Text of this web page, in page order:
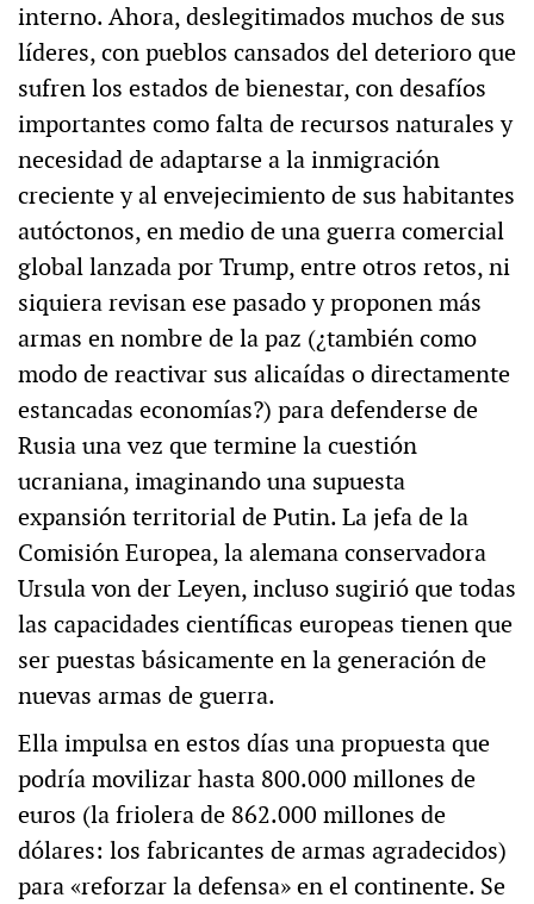
interno. Ahora, deslegitimados muchos de sus
líderes, con pueblos cansados del deterioro que
sufren los estados de bienestar, con desafíos
importantes como falta de recursos naturales y
necesidad de adaptarse a la inmigración
creciente y al envejecimiento de sus habitantes
autóctonos, en medio de una guerra comercial
global lanzada por Trump, entre otros retos, ni
siquiera revisan ese pasado y proponen más
armas en nombre de la paz (¿también como
modo de reactivar sus alicaídas o directamente
estancadas economías?) para defenderse de
Rusia una vez que termine la cuestión
ucraniana, imaginando una supuesta
expansión territorial de Putin. La jefa de la
Comisión Europea, la alemana conservadora
Ursula von der Leyen, incluso sugirió que todas
las capacidades científicas europeas tienen que
ser puestas básicamente en la generación de
nuevas armas de guerra.
Ella impulsa en estos días una propuesta que
podría movilizar hasta 800.000 millones de
euros (la friolera de 862.000 millones de
dólares: los fabricantes de armas agradecidos)
para «reforzar la defensa» en el continente. Se